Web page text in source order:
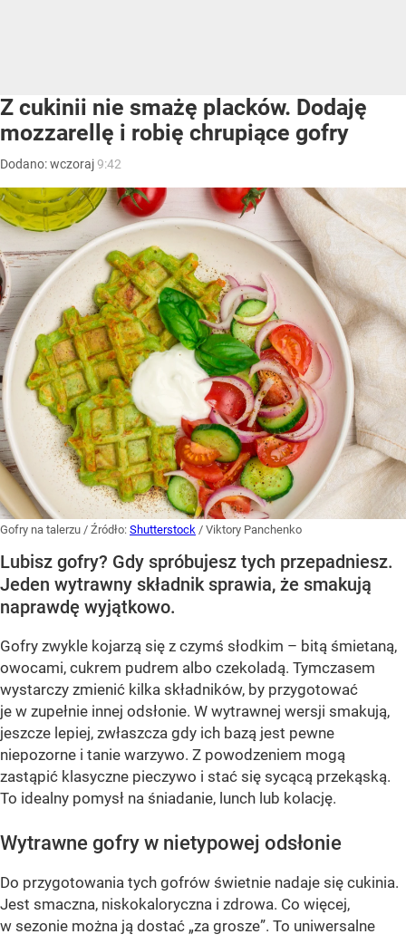
Z cukinii nie smażę placków. Dodaję
mozzarellę i robię chrupiące gofry
Dodano:wczoraj9:42
Gofry na talerzu / Źródło: Shutterstock / Viktory Panchenko
Lubisz gofry? Gdy spróbujesz tych przepadniesz.
Jeden wytrawny składnik sprawia, że smakują
naprawdę wyjątkowo.
Gofry zwykle kojarzą się z czymś słodkim – bitą śmietaną,
owocami, cukrem pudrem albo czekoladą. Tymczasem
wystarczy zmienić kilka składników, by przygotować
je w zupełnie innej odsłonie. W wytrawnej wersji smakują,
jeszcze lepiej, zwłaszcza gdy ich bazą jest pewne
niepozorne i tanie warzywo. Z powodzeniem mogą
zastąpić klasyczne pieczywo i stać się sycącą przekąską.
To idealny pomysł na śniadanie, lunch lub kolację.
Wytrawne gofry w nietypowej odsłonie
Do przygotowania tych gofrów świetnie nadaje się cukinia.
Jest smaczna, niskokaloryczna i zdrowa. Co więcej,
w sezonie można ją dostać „za grosze”. To uniwersalne